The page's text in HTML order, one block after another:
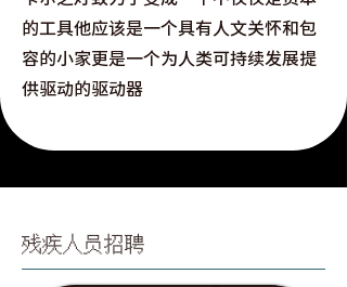
的工具他应该是一个具有人文关怀和包
容的小家更是一个为人类可持续发展提
供驱动的驱动器
残疾人员招聘